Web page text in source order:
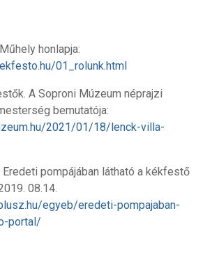
honlapja:
01_rolunk.html
A Soproni Múzeum néprajzi
bemutatója:
2021/01/18/lenck-villa-
Eredeti pompájában látható a kékfestő
08.14.
egyeb/eredeti-pompajaban-
portal/